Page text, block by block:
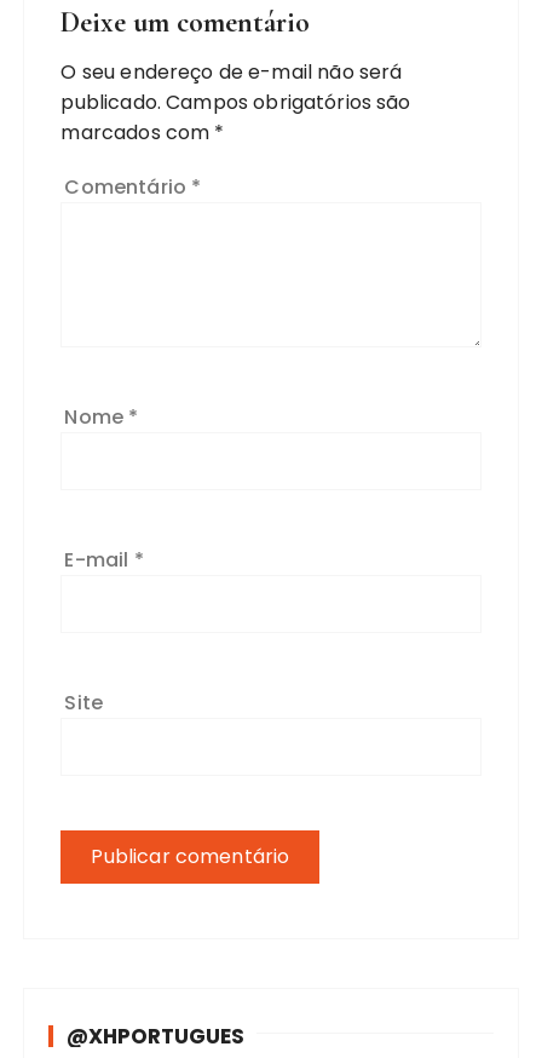
Deixe um comentário
O seu endereço de e-mail não será
publicado. Campos obrigatórios são
marcados com *
Comentário *
Nome *
E-mail *
Site
@XHPORTUGUES